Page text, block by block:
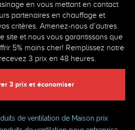
en vous mettant en contact
partenaires en chauffage et
critères. Amenez-nous d’autres
site et nous vous garantissons que
5% moins cher! Remplissez notre
3 prix en 48 heures.
3 prix et économiser
de ventilation de Maison prix